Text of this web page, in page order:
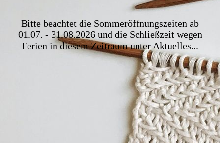
Bitte beachtet die Sommeröffnungszeiten ab
01.07. - 31.08.2026 und die Schließzeit wegen
Ferien in diesem Zeitraum unter Aktuelles...